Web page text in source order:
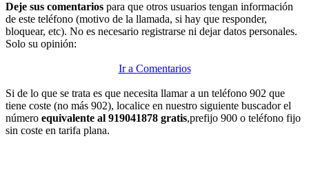
Deje sus comentarios para que otros usuarios tengan información
de este teléfono (motivo de la llamada, si hay que responder,
bloquear, etc). No es necesario registrarse ni dejar datos personales.
Solo su opinión:
Ir a Comentarios
Si de lo que se trata es que necesita llamar a un teléfono 902 que
tiene coste (no más 902), localice en nuestro siguiente buscador el
número equivalente al 919041878 gratis,prefijo 900 o teléfono fijo
sin coste en tarifa plana.